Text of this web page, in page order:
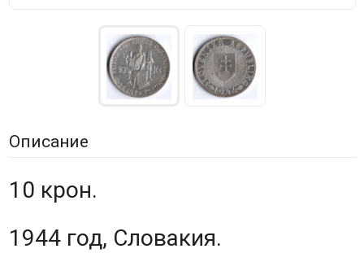
Описание
10 крон.
1944 год, Словакия.